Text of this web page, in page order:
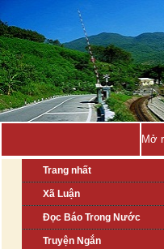
Mở
Trang nhất
Xã Luận
Đọc Báo Trong Nước
Truyện Ngắn